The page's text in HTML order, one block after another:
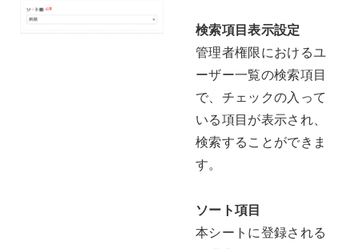
検索項目表示設定
管理者権限におけるユ
ーザー一覧の検索項目
で、チェックの入って
いる項目が表示され、
検索することができま
す。
ソート項目
本シートに登録される